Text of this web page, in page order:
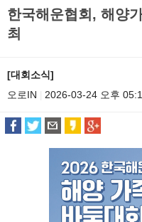
한국해운협회, 해양
최
[대회소식]
오로IN
2026-03-24 오후